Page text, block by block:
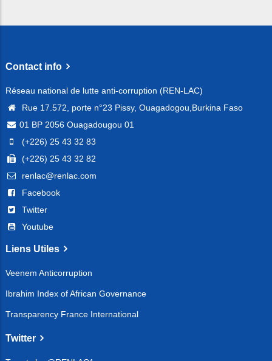
Contact info
Réseau national de lutte anti-corruption (REN-LAC)
Rue 17.572, porte n°23 Pissy, Ouagadogou,Burkina Faso
01 BP 2056 Ouagadougou 01
(+226) 25 43 32 83
(+226) 25 43 32 82
renlac@renlac.com
Facebook
Twitter
Youtube
Liens Utiles
Veenem Anticorruption
Ibrahim Index of African Governance
Transparency France International
Twitter